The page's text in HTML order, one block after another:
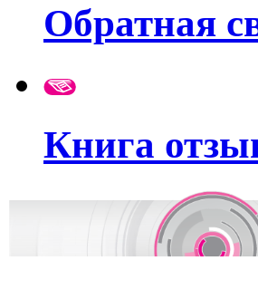
Обратная
Книга